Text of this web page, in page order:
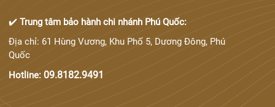
✔️Trung tâm bảo hành chi nhánh Phú Quốc:
Địa chỉ: 61 Hùng Vương, Khu Phố 5, Dương Đông, Phú
Quốc
Hotline: 09.8182.9491